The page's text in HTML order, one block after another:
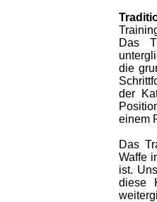
Das
die
der
einem
Das
Waffe
ist.
diese